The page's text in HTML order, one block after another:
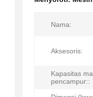
Nama:
Aksesoris:
Kapasitas
pencampur::